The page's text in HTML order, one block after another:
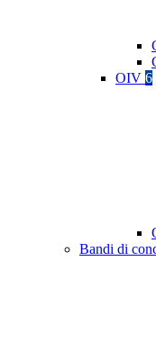
OIV 6
Bandi di